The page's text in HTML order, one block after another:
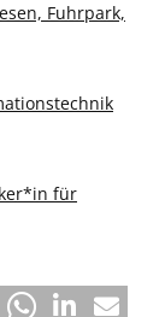
Fuhrpark,
für